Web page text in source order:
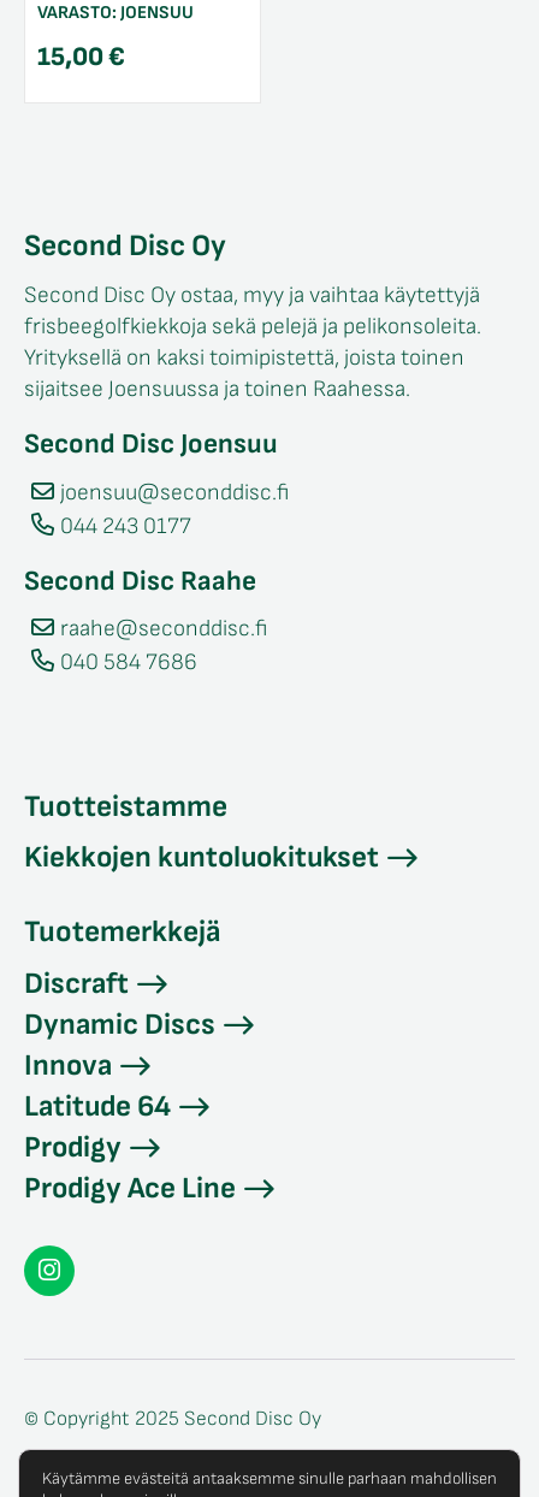
VARASTO: JOENSUU
15,00€
Second Disc Oy
Second Disc Oy ostaa, myy ja vaihtaa käytettyjä
frisbeegolfkiekkoja sekä pelejä ja pelikonsoleita.
Yrityksellä on kaksi toimipistettä, joista toinen
sijaitsee Joensuussa ja toinen Raahessa.
Second Disc Joensuu
joensuu@seconddisc.fi
044 243 0177
Second Disc Raahe
raahe@seconddisc.fi
040 584 7686
Tuotteistamme
Kiekkojen kuntoluokitukset
Tuotemerkkejä
Discraft
Dynamic Discs
Innova
Latitude 64
Prodigy
Prodigy Ace Line
Seconddisc
© Copyright 2025 Second Disc Oy
Tietosuojaseloste
Käytämme evästeitä antaaksemme sinulle parhaan mahdollisen